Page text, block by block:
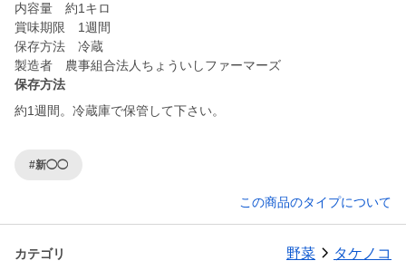
内容量 約1キロ
賞味期限 1週間
保存方法 冷蔵
製造者 農事組合法人ちょういしファーマーズ
保存方法
約1週間。冷蔵庫で保管して下さい。
#新◯◯
この商品のタイプについて
カテゴリ 野菜 タケノコ